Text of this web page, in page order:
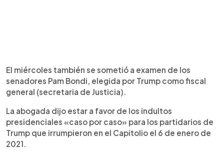
El miércoles también se sometió a examen de los
senadores Pam Bondi, elegida por Trump como fiscal
general (secretaria de Justicia).
La abogada dijo estar a favor de los indultos
presidenciales «caso por caso» para los partidarios de
Trump que irrumpieron en el Capitolio el 6 de enero de
2021.